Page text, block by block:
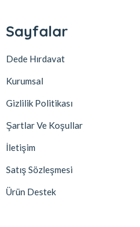
Sayfalar
Dede Hırdavat
Kurumsal
Gizlilik Politikası
Şartlar Ve Koşullar
İletişim
Satış Sözleşmesi
Ürün Destek